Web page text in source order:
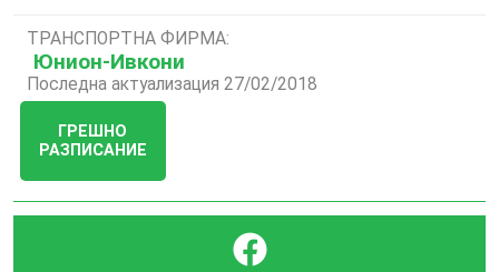
ТРАНСПОРТНА ФИРМА:
Юнион-Ивкони
Последна актуализация 27/02/2018
ГРЕШНО
РАЗПИСАНИЕ
}